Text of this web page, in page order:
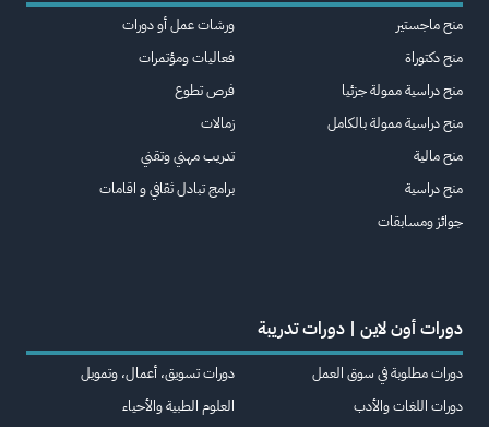
منح ماجستير
منح دكتوراة
منح دراسية ممولة جزئيا
منح دراسية ممولة بالكامل
منح مالية
منح دراسية
جوائز ومسابقات
ورشات عمل أو دورات
فعاليات ومؤتمرات
فرص تطوع
زمالات
تدريب مهني وتقني
برامج تبادل ثقافي و اقامات
دورات أون لاين | دورات تدريبة
دورات مطلوبة في سوق العمل
دورات اللغات والأدب
دورات تسويق، أعمال، وتمويل
العلوم الطبية والأحياء